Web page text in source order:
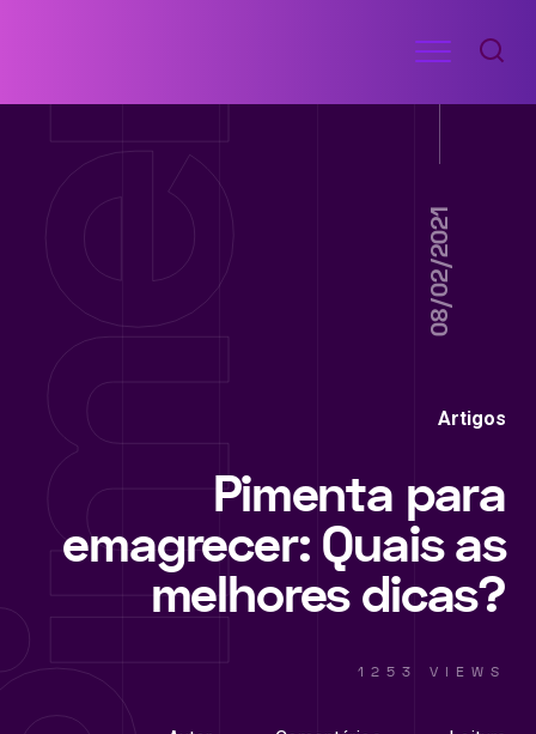
conteúdo
RECEITAS
ACADEMIA
Menu
08/02/2021
Artigos
Pimenta para
emagrecer: Quais as
melhores dicas?
1253 VIEWS